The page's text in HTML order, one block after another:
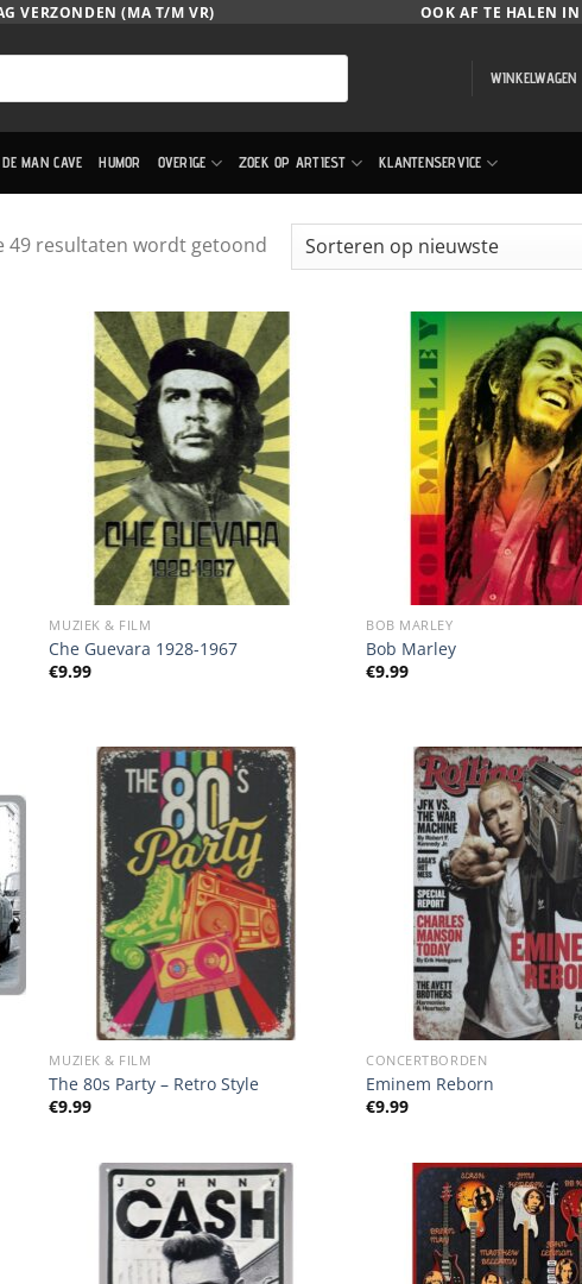
VERZONDEN (MA T/M VR) OOK AF TE HALEN
MAN CAVE HUMOR OVERIGE ZOEK OP ARTIEST KLANTENSERVICE
49 resultaten wordt getoondGesorteerd
MUZIEK & FILM
Che Guevara 1928-1967
€9.99
BOB MARLEY
Bob Marley
€9.99
MUZIEK & FILM
The 80s Party – Retro Style
€9.99
CONCERTBORDEN
Eminem Reborn
€9.99